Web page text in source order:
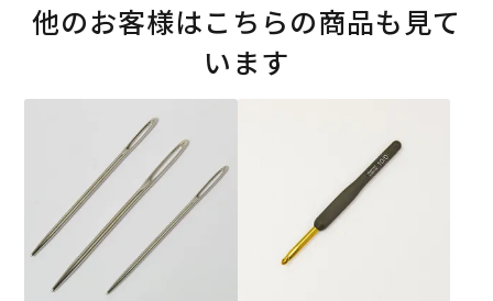
他のお客様はこちらの商品も見て
います